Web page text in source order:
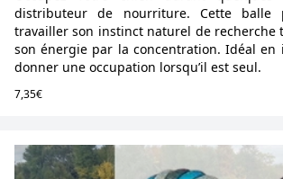
distributeur de nourriture. Cette balle
travailler son instinct naturel de recherche
son énergie par la concentration. Idéal
donner une occupation lorsqu’il est seul.
7,35€